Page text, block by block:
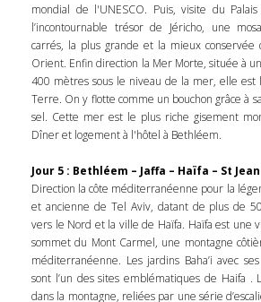
mondial de l'UNESCO. Puis, visite du
l’incontournable trésor de Jéricho, une
carrés, la plus grande et la mieux conservée
Orient. Enfin direction la Mer Morte, située à
400 mètres sous le niveau de la mer, elle est
Terre. On y flotte comme un bouchon grâce à
sel. Cette mer est le plus riche gisement
Dîner et logement à l'hôtel à Bethléem.
Jour 5 : Bethléem – Jaffa – Haïfa – St
Direction la côte méditerranéenne pour la
et ancienne de Tel Aviv, datant de plus de
vers le Nord et la ville de Haïfa. Haïfa est une
sommet du Mont Carmel, une montagne
méditerranéenne. Les jardins Baha’i avec
sont l’un des sites emblématiques de Haifa .
dans la montagne, reliées par une série